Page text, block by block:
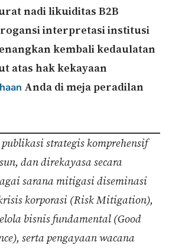
nadi likuiditas B2B
interpretasi institusi
kembali kedaulatan
atas hak kekayaan
Anda di meja peradilan
strategis komprehensif
dan direkayasa secara
sarana mitigasi diseminasi
korporasi (Risk Mitigation),
bisnis fundamental (Good
serta pengayaan wacana